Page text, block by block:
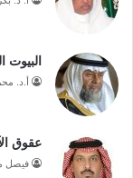
البيوت
أ.د.
عقوق
فيصل